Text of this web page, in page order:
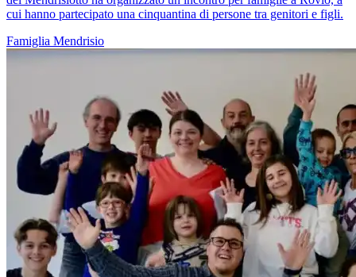
cui hanno partecipato una cinquantina di persone tra genitori e figli.
Famiglia Mendrisio